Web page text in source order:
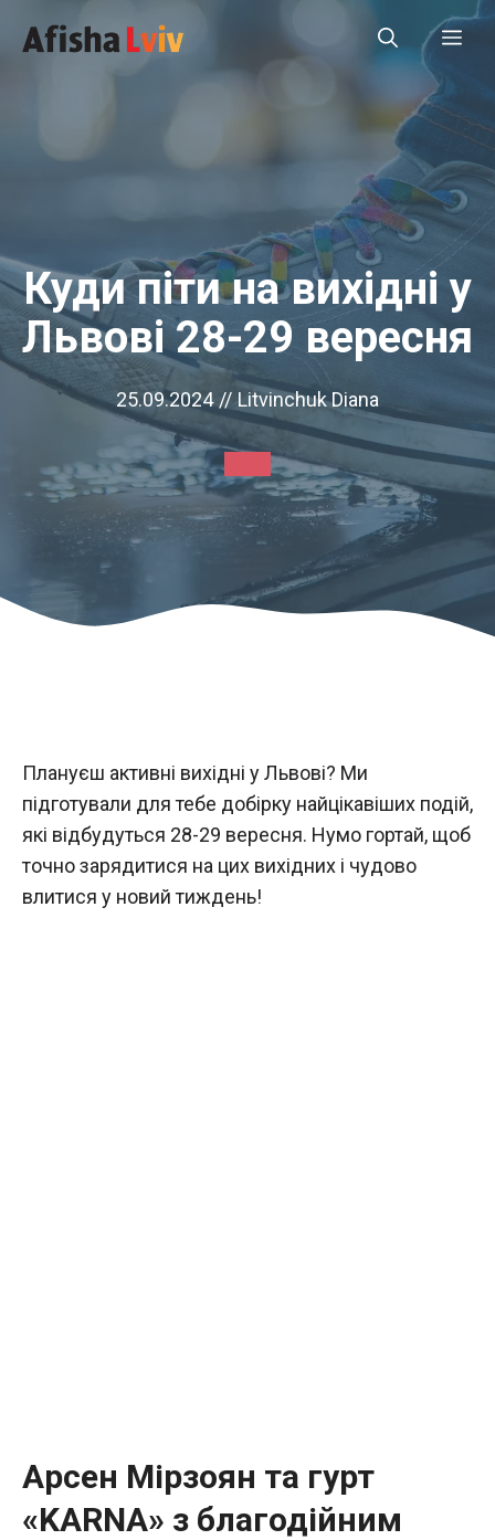
до
Куди піти на вихідні у
Львові 28-29 вересня
25.09.2024 // Litvinchuk Diana
Плануєш активні вихідні у Львові? Ми
підготували для тебе добірку найцікавіших подій,
які відбудуться 28-29 вересня. Нумо гортай, щоб
точно зарядитися на цих вихідних і чудово
влитися у новий тиждень!
Арсен Мірзоян та гурт
«KARNA» з благодійним